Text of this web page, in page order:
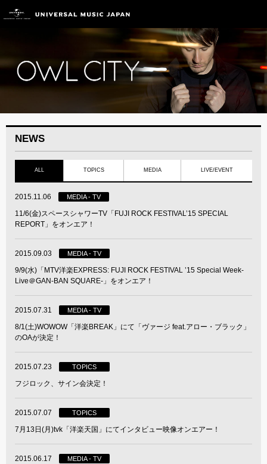
NEWS
ALL TOPICS MEDIA LIVE/EVENT
2015.11.06 MEDIA - TV
11/6(金)スペースシャワーTV「FUJI ROCK FESTIVAL’15 SPECIAL
REPORT」をオンエア！
2015.09.03 MEDIA - TV
9/9(水)「MTV洋楽EXPRESS: FUJI ROCK FESTIVAL ’15 Special Week-
Live＠GAN-BAN SQUARE-」をオンエア！
2015.07.31 MEDIA - TV
8/1(土)WOWOW「洋楽BREAK」にて「ヴァージ feat.アロー・ブラック」
のOAが決定！
2015.07.23 TOPICS
フジロック、サイン会決定！
2015.07.07 TOPICS
7月13日(月)tvk「洋楽天国」にてインタビュー映像オンエアー！
2015.06.17 MEDIA - TV